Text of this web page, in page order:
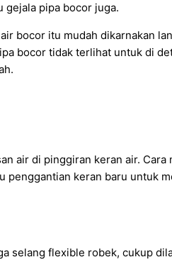
gejala pipa bocor juga.
bocor itu mudah dikarnakan
bocor tidak terlihat untuk di
air di pinggiran keran air. Cara
penggantian keran baru untuk
selang flexible robek, cukup